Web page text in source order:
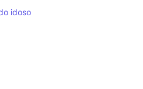
idoso